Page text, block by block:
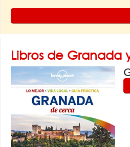
Libros de Granada